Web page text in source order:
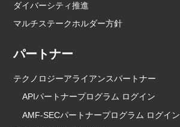
ダイバーシティ推進
マルチステークホルダー方針
パートナー
テクノロジーアライアンスパートナー
APIパートナープログラム ログイン
AMF-SECパートナープログラム ログイン